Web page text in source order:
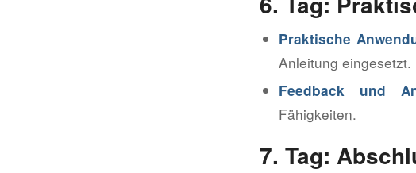
Praktische
Anleitung eingesetzt.
Feedback und
Fähigkeiten.
7. Tag: